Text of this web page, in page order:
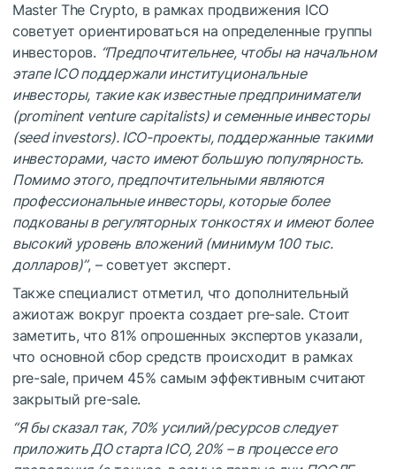
Master The Crypto, в рамках продвижения ICO
советует ориентироваться на определенные группы
инвесторов. “Предпочтительнее, чтобы на начальном
этапе ICO поддержали институциональные
инвесторы, такие как известные предприниматели
(prominent venture capitalists) и семенные инвесторы
(seed investors). ICO-проекты, поддержанные такими
инвесторами, часто имеют большую популярность.
Помимо этого, предпочтительными являются
профессиональные инвесторы, которые более
подкованы в регуляторных тонкостях и имеют более
высокий уровень вложений (минимум 100 тыс.
долларов)”, – советует эксперт.
Также специалист отметил, что дополнительный
ажиотаж вокруг проекта создает pre-sale. Стоит
заметить, что 81% опрошенных экспертов указали,
что основной сбор средств происходит в рамках
pre-sale, причем 45% самым эффективным считают
закрытый pre-sale.
“Я бы сказал так, 70% усилий/ресурсов следует
приложить ДО старта ICO, 20% – в процессе его